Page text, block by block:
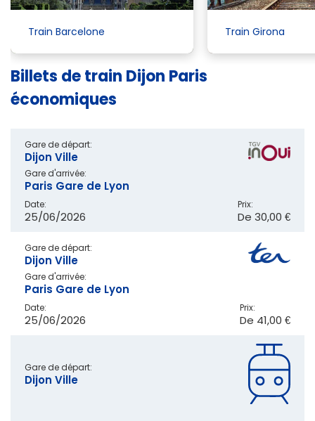
Train Barcelone Train Girona
Billets de train Dijon Paris
économiques
Gare de départ:
Dijon Ville
Gare d'arrivée:
Paris Gare de Lyon
Date:
25/06/2026
Prix:
De 30,00 €
Gare de départ:
Dijon Ville
Gare d'arrivée:
Paris Gare de Lyon
Date:
25/06/2026
Prix:
De 41,00 €
Gare de départ:
Dijon Ville